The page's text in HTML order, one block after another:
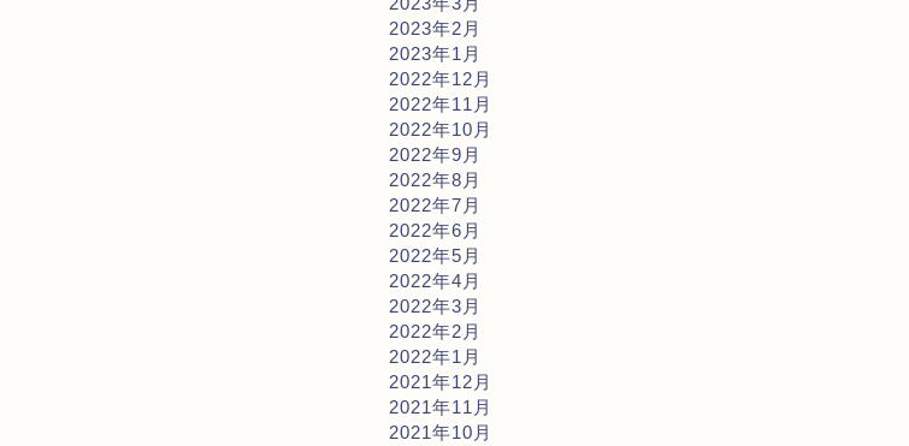
2023年2月
2023年1月
2022年12月
2022年11月
2022年10月
2022年9月
2022年8月
2022年7月
2022年6月
2022年5月
2022年4月
2022年3月
2022年2月
2022年1月
2021年12月
2021年11月
2021年10月